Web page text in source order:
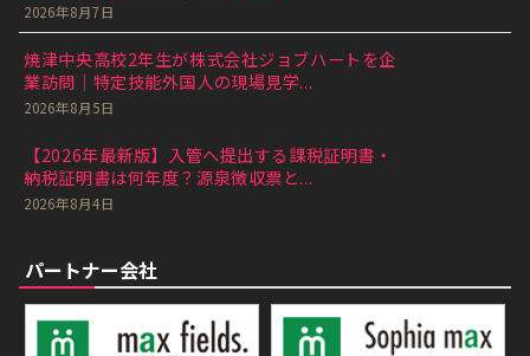
2026年8月7日
焼津中央高校2年生が株式会社ジョブハートを企
業訪問｜特定技能外国人の現場見学...
2026年8月5日
【2026年最新版】入管へ提出する課税証明書・
納税証明書は何年度？源泉徴収票と...
2026年8月4日
パートナー会社